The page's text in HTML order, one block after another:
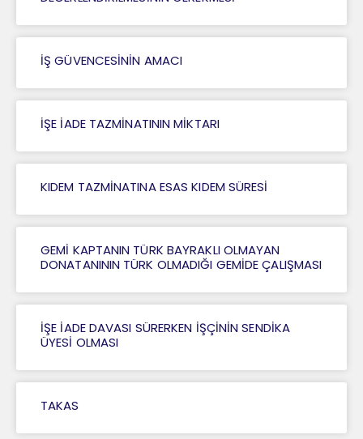
İŞ GÜVENCESİNİN AMACI
İŞE İADE TAZMİNATININ MİKTARI
KIDEM TAZMİNATINA ESAS KIDEM SÜRESİ
GEMİ KAPTANIN TÜRK BAYRAKLI OLMAYAN
DONATANININ TÜRK OLMADIĞI GEMİDE ÇALIŞMASI
İŞE İADE DAVASI SÜRERKEN İŞÇİNİN SENDİKA
ÜYESİ OLMASI
TAKAS